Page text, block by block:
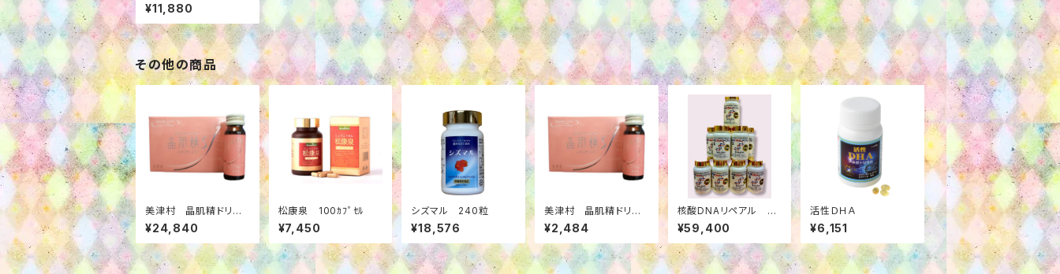
¥11,880
その他の商品
美津村 晶肌精ドリン
ク 10本+1本
¥24,840
松康泉 100ｶﾌﾟｾﾙ
¥7,450
シズマル 240粒
¥18,576
美津村 晶肌精ドリン
ク 1本
¥2,484
核酸DNAリペアル 30
0錠 10個セット
¥59,400
活性ＤＨＡ
¥6,151